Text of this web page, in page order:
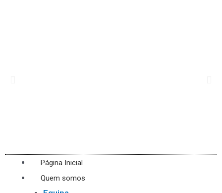
Página Inicial
Quem somos